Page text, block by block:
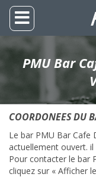
PMU Bar
COORDONEES DU
Le bar PMU Bar Cafe
actuellement ouvert.
Pour contacter le bar
cliquez sur « Afficher